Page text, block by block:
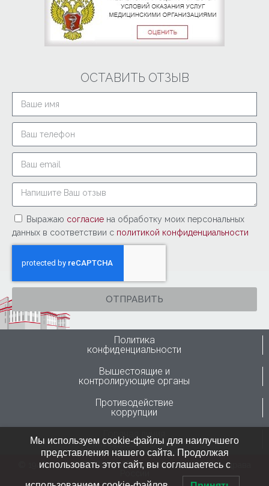
ОСТАВИТЬ ОТЗЫВ
Выражаю согласие на обработку моих персональных
данных в соответствии с политикой конфиденциальности
ОТПРАВИТЬ
Политика
конфиденциальности
Вышестоящие и
контролирующие органы
Противодействие
коррупции
Горячая линия
Минздрава России
© 1946-2024 ФГБУ “ННИИТО им. Я.Л.Цивьяна” Минздрава
Мы используем cookie-файлы для наилучшего
представления нашего сайта. Продолжая
использовать этот сайт, вы соглашаетесь с